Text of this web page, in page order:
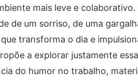
mais leve e
de um sorriso, de uma
transforma o dia e
a explorar justamente
do humor no trabalho,